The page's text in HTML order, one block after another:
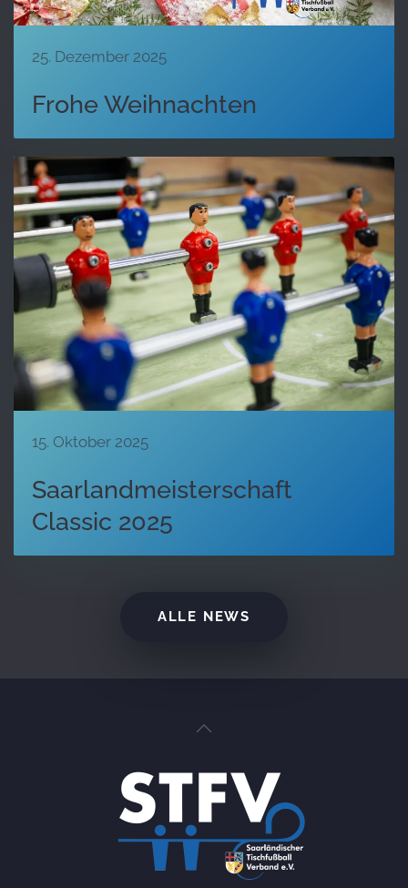
25. Dezember 2025
Frohe Weihnachten
15. Oktober 2025
Saarlandmeisterschaft
Classic 2025
ALLE NEWS